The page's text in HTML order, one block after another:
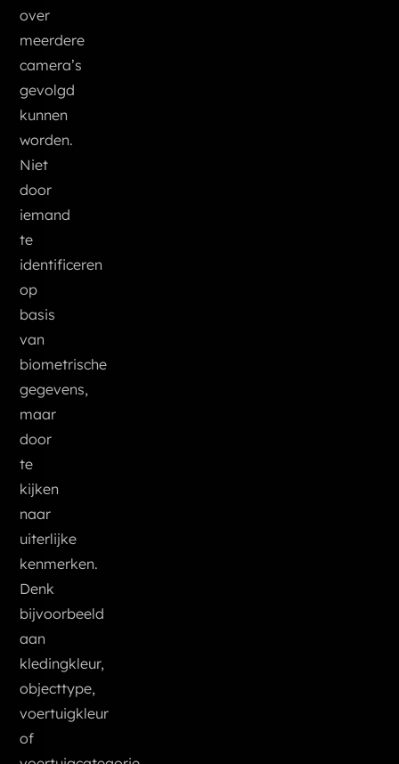
over
meerdere
camera’s
gevolgd
kunnen
worden.
Niet
door
iemand
te
identificeren
op
basis
van
biometrische
gegevens,
maar
door
te
kijken
naar
uiterlijke
kenmerken.
Denk
bijvoorbeeld
aan
kledingkleur,
objecttype,
voertuigkleur
of